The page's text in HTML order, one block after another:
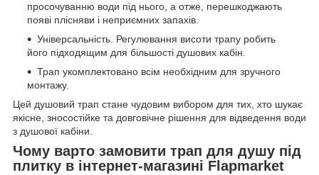
просочуванню води під нього, а отже, перешкоджають
появі плісняви і неприємних запахів.
Універсальність. Регулювання висоти трапу робить
його підходящим для більшості душових кабін.
Трап укомплектовано всім необхідним для зручного
монтажу.
Цей душовий трап стане чудовим вибором для тих, хто шукає
якісне, зносостійке та довговічне рішення для відведення води
з душової кабіни.
Чому варто замовити трап для душу під
плитку в інтернет-магазині Flapmarket